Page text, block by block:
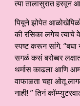
त्या तालासुरात हरवून
पियूने झोपेत
की रसिका लगेच त्याचे
स्पष्ट करून सांगे. “बघा
सगळं कसं बरोब्बर
थर्मास काढला आणि
वाफाळता चहा ओतू
नाही! ” तिनं